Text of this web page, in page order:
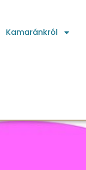
Kamaránkról